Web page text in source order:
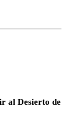
al Desierto de